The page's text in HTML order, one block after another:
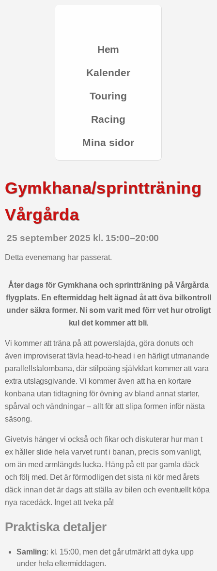
Hem
Kalender
Touring
Racing
Mina sidor
Gymkhana/sprintträning
Vårgårda
25 september 2025 kl. 15:00–20:00
Detta evenemang har passerat.
Åter dags för Gymkhana och sprintträning på Vårgårda
flygplats. En eftermiddag helt ägnad åt att öva bilkontroll
under säkra former. Ni som varit med förr vet hur otroligt
kul det kommer att bli.
Vi kommer att träna på att powerslajda, göra donuts och
även improviserat tävla head-to-head i en härligt utmanande
parallellslalombana, där stilpoäng självklart kommer att vara
extra utslagsgivande. Vi kommer även att ha en kortare
konbana utan tidtagning för övning av bland annat starter,
spårval och vändningar – allt för att slipa formen inför nästa
säsong.
Givetvis hänger vi också och fikar och diskuterar hur man t
ex håller slide hela varvet runt i banan, precis som vanligt,
om än med armlängds lucka. Häng på ett par gamla däck
och följ med. Det är förmodligen det sista ni kör med årets
däck innan det är dags att ställa av bilen och eventuellt köpa
nya racedäck. Inget att tveka på!
Praktiska detaljer
Samling: kl. 15:00, men det går utmärkt att dyka upp
under hela eftermiddagen.